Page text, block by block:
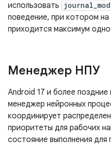
использовать
поведение, при котором
приходится максимум
Менеджер НПУ
Android 17 и более
менеджер нейронных
координирует
приоритеты для рабочих
состояние выполнения